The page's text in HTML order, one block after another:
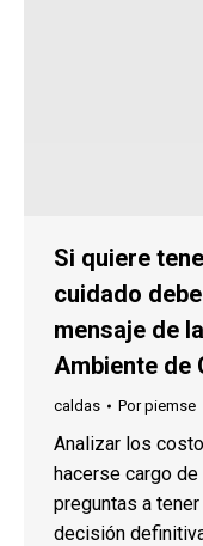
Si quiere
cuidado
mensaje de
Ambiente de
caldas Porpiemse
Analizar los
hacerse cargo
preguntas a
decisión